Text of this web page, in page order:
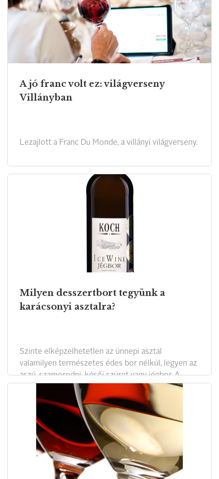
A jó franc volt ez: világverseny
Villányban
Lezajlott a Franc Du Monde, a villányi világverseny.
Milyen desszertbort tegyünk a
karácsonyi asztalra?
Szinte elképzelhetetlen az ünnepi asztal
valamilyen természetes édes bor nélkül, legyen az
aszú, szamorodni, késői szüret vagy jégbor. A
felsorolt desszertborok különbözőképpen
készülnek, de ami biztosan közös bennük:
természetesen édesek, s ha jól sikerülnek,
koncentráltan gyümölcsösek, illatosak, gazdagok.